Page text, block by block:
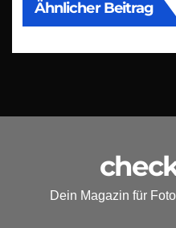
Ähnlicher Beitrag
Dein Magazin für